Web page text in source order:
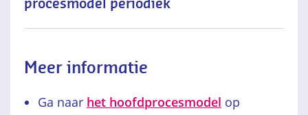
procesmodel periodiek
Meer informatie
Ga naar het hoofdprocesmodel op